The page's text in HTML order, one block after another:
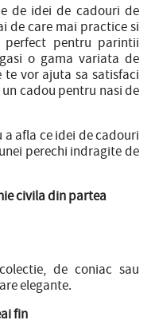
de idei de cadouri de
de care mai practice si
perfect pentru parintii
o gama variata de
vor ajuta sa satisfaci
cadou pentru nasi de
afla ce idei de cadouri
perechi indragite de
civila din partea
de coniac sau
elegante.
fin